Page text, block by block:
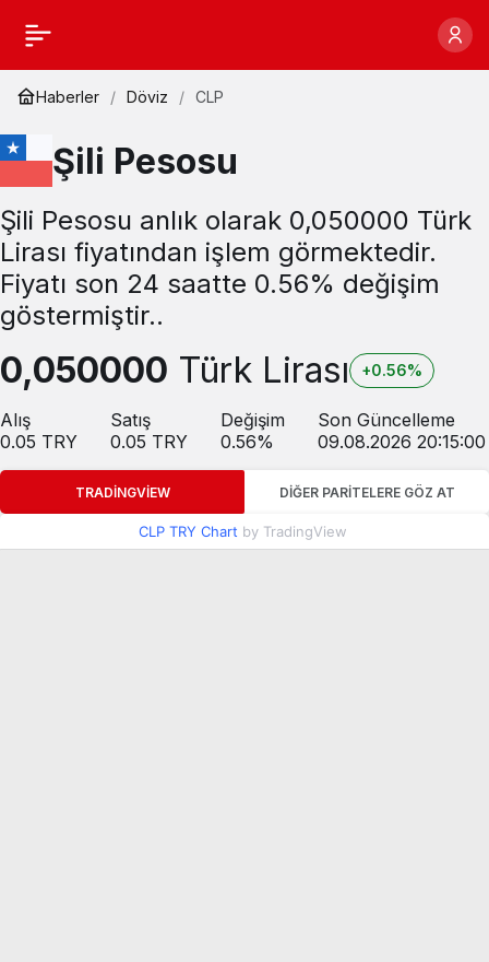
Haberler Döviz CLP
Şili Pesosu
Şili Pesosu anlık olarak 0,050000 Türk
Lirası fiyatından işlem görmektedir.
Fiyatı son 24 saatte 0.56% değişim
göstermiştir..
0,050000 Türk Lirası +0.56%
Alış
0.05 TRY
Satış
0.05 TRY
Değişim
0.56%
Son Güncelleme
09.08.2026 20:15:00
TRADINGVIEW DIĞER PARITELERE GÖZ AT
CLP TRY Chart by TradingView